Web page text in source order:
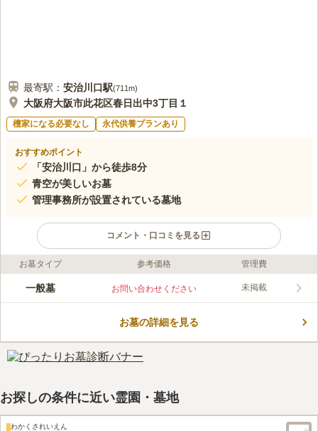
最寄駅： 安治川口駅(711m)
大阪府大阪市此花区春日出中3丁目１
檀家になる必要なし 永代供養プランあり
おすすめポイント
「安治川口」から徒歩8分
青空が美しいお墓
管理事務所が設置されている墓地
コメント・口コミを見る
ライフドット編集部のコメント
開放的で明るく、晴れた日には青空を見渡すことができ、故人も
変助かります。トイレも設置されており、長時間のお参りでも気
クリートなので雨の日でも足元を気にしなくていいのもうれしい
配慮です。
口コミ評価
お墓タイプ 参考価格 管理費
一般墓 お問い合わせください 未掲載
お墓の詳細を見る
お探しの条件に近い霊園・墓地
わかくされいえん